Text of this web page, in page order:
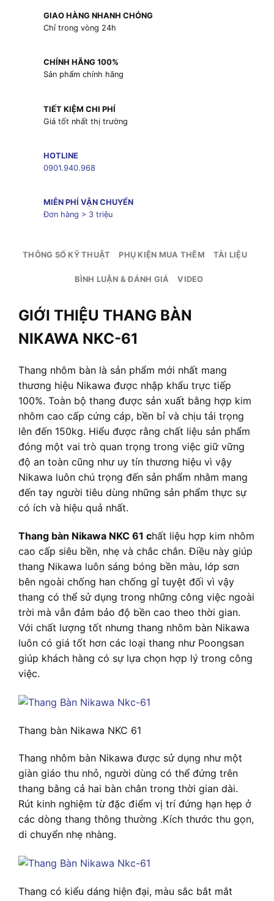
GIAO HÀNG NHANH CHÓNG
Chỉ trong vòng 24h
CHÍNH HÃNG 100%
Sản phẩm chính hãng
TIẾT KIỆM CHI PHÍ
Giá tốt nhất thị trường
HOTLINE
0901.940.968
MIỄN PHÍ VẬN CHUYỂN
Đơn hàng > 3 triệu
THÔNG SỐ KỸ THUẬT PHỤ KIỆN MUA THÊM TÀI LIỆU
BÌNH LUẬN & ĐÁNH GIÁ VIDEO
GIỚI THIỆU THANG BÀN
NIKAWA NKC-61
Thang nhôm bàn là sản phẩm mới nhất mang
thương hiệu Nikawa được nhập khẩu trực tiếp
100%. Toàn bộ thang được sản xuất bằng hợp kim
nhôm cao cấp cứng cáp, bền bỉ và chịu tải trọng
lên đến 150kg. Hiểu được rằng chất liệu sản phẩm
đóng một vai trò quan trọng trong việc giữ vững
độ an toàn cũng như uy tín thương hiệu vì vậy
Nikawa luôn chú trọng đến sản phẩm nhằm mang
đến tay người tiêu dùng những sản phẩm thực sự
có ích và hiệu quả nhất.
Thang bàn Nikawa NKC 61 chất liệu hợp kim nhôm
cao cấp siêu bền, nhẹ và chắc chắn. Điều này giúp
thang Nikawa luôn sáng bóng bền màu, lớp sơn
bên ngoài chống han chống gỉ tuyệt đối vì vậy
thang có thể sử dụng trong những công việc ngoài
trời mà vẫn đảm bảo độ bền cao theo thời gian.
Với chất lượng tốt nhưng thang nhôm bàn Nikawa
luôn có giá tốt hơn các loại thang như Poongsan
giúp khách hàng có sự lựa chọn hợp lý trong công
việc.
Thang bàn Nikawa NKC 61
Thang nhôm bàn Nikawa được sử dụng như một
giàn giáo thu nhỏ, người dùng có thể đứng trên
thang bằng cả hai bàn chân trong thời gian dài.
Rút kinh nghiệm từ đặc điểm vị trí đứng hạn hẹp ở
các dòng thang thông thường .Kích thước thu gọn,
di chuyển nhẹ nhàng.
Thang có kiểu dáng hiện đại, màu sắc bắt mắt